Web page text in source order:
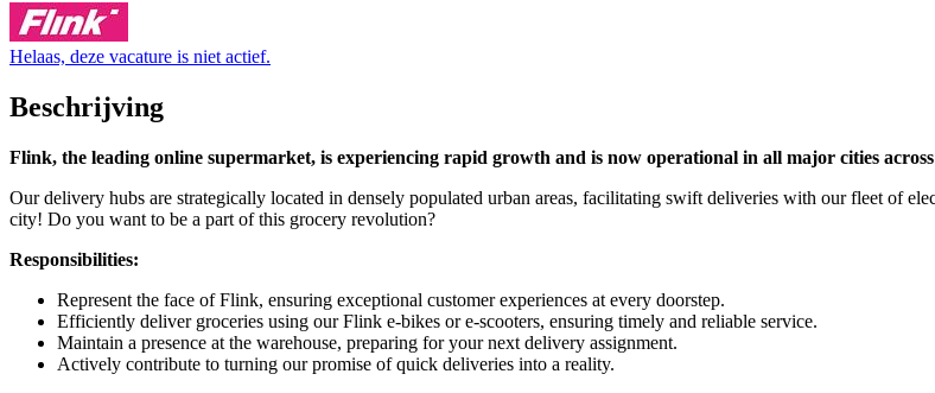
Helaas, deze vacature is niet actief.
Beschrijving
Flink, the leading online supermarket, is experiencing rapid growth and is now operational in all major cities
Our delivery hubs are strategically located in densely populated urban areas, facilitating swift deliveries with our fleet of
city! Do you want to be a part of this grocery revolution?
Responsibilities:
Represent the face of Flink, ensuring exceptional customer experiences at every doorstep.
Efficiently deliver groceries using our Flink e-bikes or e-scooters, ensuring timely and reliable service.
Maintain a presence at the warehouse, preparing for your next delivery assignment.
Actively contribute to turning our promise of quick deliveries into a reality.